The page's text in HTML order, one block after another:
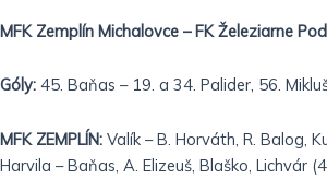
MFK Zemplín Michalovce – FK Železiarne
Góly: 45. Baňas – 19. a 34. Palider, 56.
MFK ZEMPLÍN: Valík – B. Horváth, R. Balog,
Harvila – Baňas, A. Elizeuš, Blaško, Lichvár